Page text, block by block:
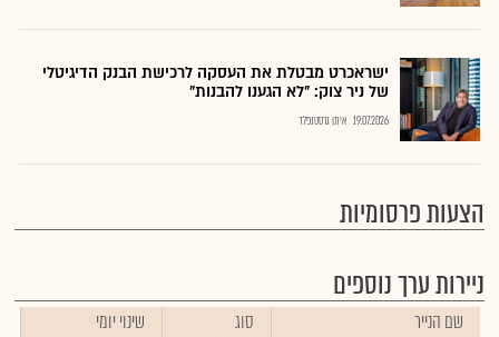
ישראכרט מבטלת את העסקה לרכישת הבנק הדיגיטלי
של ניר צוק: "לא הגענו להבנות"
19.07.2026 איתן גרסטנפלד
הצעות פרסומיות
ניירות ערך נוספים
שם הנייר סוג
שינוי יומי